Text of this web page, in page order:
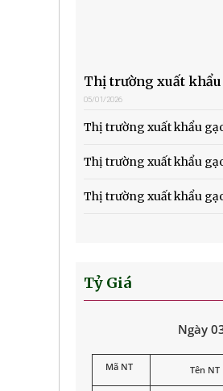
Thị trường xuất khẩu
05/01/2026
Thị trường xuất khẩu
Thị trường xuất khẩu
Thị trường xuất khẩu
Tỷ Giá
Ngày
Mã NT Tên NT